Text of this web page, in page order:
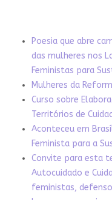
Poesia que abre
das mulheres nos
Feministas para
Mulheres da
Curso sobre
Territórios de
Aconteceu em
Feminista para a
Convite para esta
Autocuidado e
feministas,